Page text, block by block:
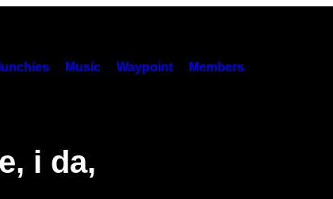
Music Waypoint Members
i da,